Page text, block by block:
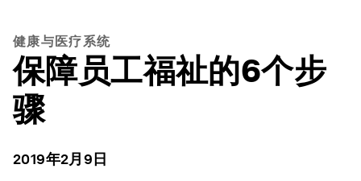
健康与医疗系统
保障员工福祉的6个步
骤
2019年2月9日